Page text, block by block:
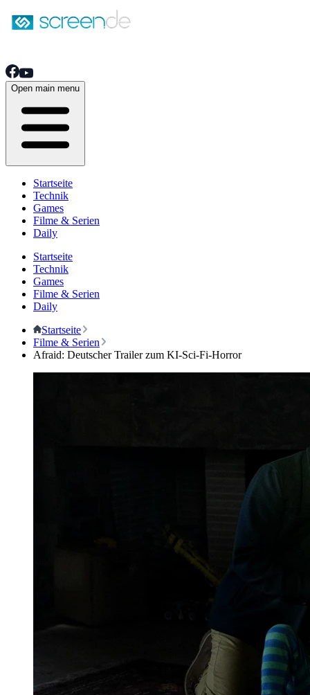
Open main menu
Startseite
Technik
Games
Filme & Serien
Daily
Startseite
Technik
Games
Filme & Serien
Daily
Startseite
Filme & Serien
Afraid: Deutscher Trailer zum KI-Sci-Fi-Horror